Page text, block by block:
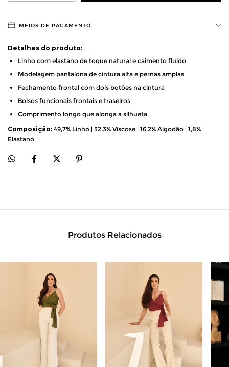
MEIOS DE PAGAMENTO
Detalhes do produto:
Linho com elastano de toque natural e caimento fluido
Modelagem pantalona de cintura alta e pernas amplas
Fechamento frontal com dois botões na cintura
Bolsos funcionais frontais e traseiros
Comprimento longo que alonga a silhueta
Composição: 49,7% Linho | 32,3% Viscose | 16,2% Algodão | 1,8%
Elastano
Produtos Relacionados